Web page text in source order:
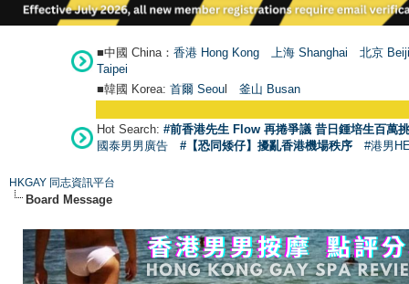
■中國 China： 香港 Hong Kong 上海 Shanghai
北京
Taipei
■韓國 Korea: 首爾 Seoul 釜山 Busan
Hot Search: #前香港先生 Flow 再捲爭議 昔日鍾培生百萬
國泰男男廣告
#【恐同矮仔】擾亂香港機場秩序 #港男
HKGAY 同志資訊平台
Board Message